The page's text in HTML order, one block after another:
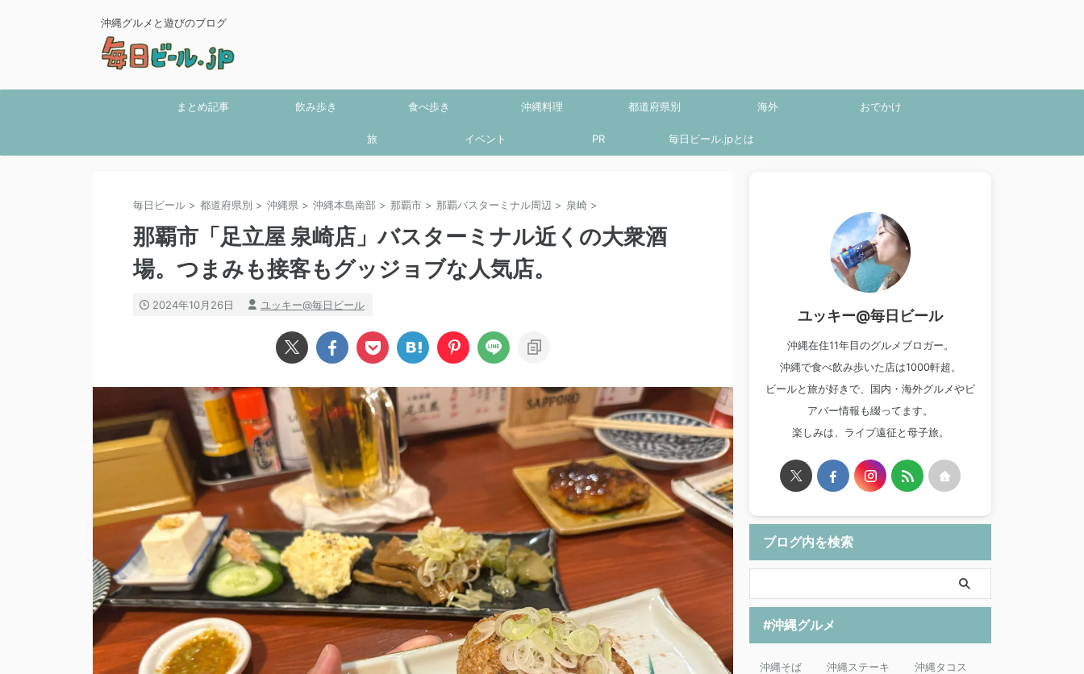
沖縄グルメと遊びのブログ
まとめ記事 飲み歩き 食べ歩き 沖縄料理 都道府県別 海外 おでかけ
旅 イベント PR 毎日ビール.jpとは
毎日ビール > 都道府県別 > 沖縄県 > 沖縄本島南部 > 那覇市 > 那覇バスターミナル周辺 > 泉崎 >
那覇市「足立屋 泉崎店」バスターミナル近くの大衆酒
場。つまみも接客もグッジョブな人気店。
2024年10月26日 ユッキー@毎日ビール
ユッキー@毎日ビール
沖縄在住11年目のグルメブロガー。
沖縄で食べ飲み歩いた店は1000軒超。
ビールと旅が好きで、国内・海外グルメやビ
アバー情報も綴ってます。
楽しみは、ライブ遠征と母子旅。
ブログ内を検索
#沖縄グルメ
沖縄そば 沖縄ステーキ 沖縄タコス